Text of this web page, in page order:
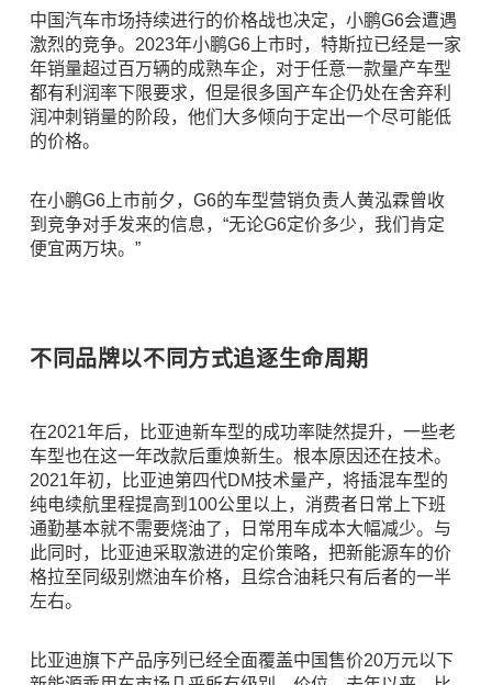
中国汽车市场持续进行的价格战也决定，小鹏G6会遭遇
激烈的竞争。2023年小鹏G6上市时，特斯拉已经是一家
年销量超过百万辆的成熟车企，对于任意一款量产车型
都有利润率下限要求，但是很多国产车企仍处在舍弃利
润冲刺销量的阶段，他们大多倾向于定出一个尽可能低
的价格。
在小鹏G6上市前夕，G6的车型营销负责人黄泓霖曾收
到竞争对手发来的信息，“无论G6定价多少，我们肯定
便宜两万块。”
不同品牌以不同方式追逐生命周期
在2021年后，比亚迪新车型的成功率陡然提升，一些老
车型也在这一年改款后重焕新生。根本原因还在技术。
2021年初，比亚迪第四代DM技术量产，将插混车型的
纯电续航里程提高到100公里以上，消费者日常上下班
通勤基本就不需要烧油了，日常用车成本大幅减少。与
此同时，比亚迪采取激进的定价策略，把新能源车的价
格拉至同级别燃油车价格，且综合油耗只有后者的一半
左右。
比亚迪旗下产品序列已经全面覆盖中国售价20万元以下